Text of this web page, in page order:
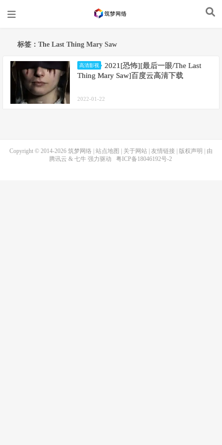
标签：The Last Thing Mary Saw
高清影视
2021[恐怖][最后一眼/The Last
Thing Mary Saw]百度云高清下载
2022-01-22
Copyright © 2014-2026 筑梦网络 站点地图 关于网站 友情链接 版权声明
| 由
腾讯云 & 七牛强力驱动 粤ICP备18046192号-2